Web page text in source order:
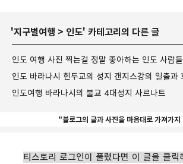
'지구별여행 > 인도' 카테고리의 다른 글
인도 여행 사진 찍는걸 정말 좋아하는 인도 사람들
인도 바라나시 힌두교의 성지 갠지스강의 일출과
인도여행 바라나시의 불교 4대성지 사르나트
"블로그의 글과 사진을 마음대로 가져가
티스토리 로그인이 풀렸다면 이 글을 클릭